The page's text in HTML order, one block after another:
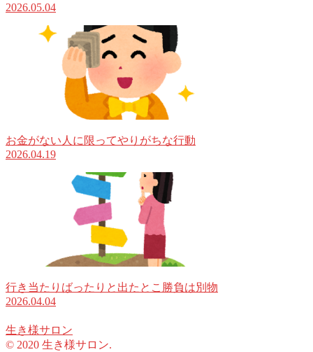
2026.05.04
お金がない人に限ってやりがちな行動
2026.04.19
行き当たりばったりと出たとこ勝負は別物
2026.04.04
生き様サロン
© 2020 生き様サロン.